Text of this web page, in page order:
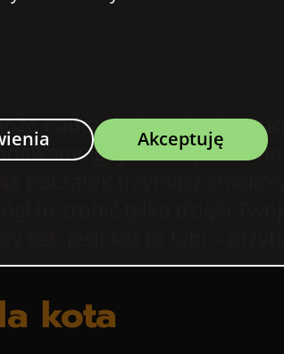
nauczyć się małych
gdy kot odpowie
kota
Akceptuję